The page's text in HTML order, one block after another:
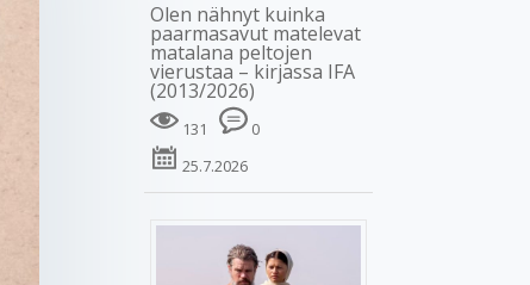
Olen nähnyt kuinka
paarmasavut matelevat
matalana peltojen
vierustaa – kirjassa IFA
(2013/2026)
131
0
25.7.2026